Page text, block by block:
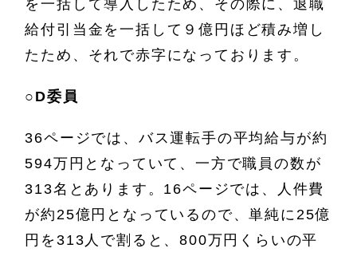
を一括して導入したため、その際に、退職
給付引当金を一括して９億円ほど積み増し
たため、それで赤字になっております。
○ D委員
36ページでは、バス運転手の平均給与が約
594万円となっていて、一方で職員の数が
313名とあります。16ページでは、人件費
が約25億円となっているので、単純に25億
円を313人で割ると、800万円くらいの平